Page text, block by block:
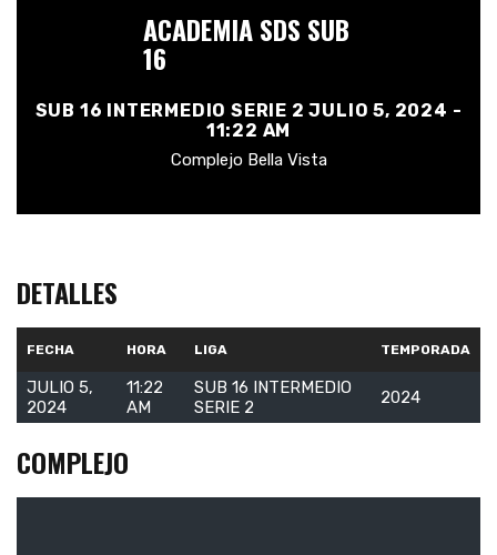
ACADEMIA SDS SUB
16
SUB 16 INTERMEDIO SERIE 2 JULIO 5, 2024 -
11:22 AM
Complejo Bella Vista
DETALLES
FECHA HORA LIGA TEMPORADA
JULIO 5,
2024
11:22
AM
SUB 16 INTERMEDIO
SERIE 2
2024
COMPLEJO